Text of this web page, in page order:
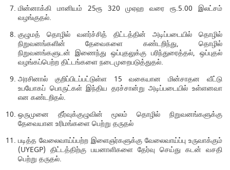
மின்னாக்கி மானியம் 25ரூ 320 முஏஹ வரை ரூ.5.00 இலட்சம்
வழங்குதல்.
குழுமத் தொழில் வளர்ச்சித் திட்டத்தின் அடிப்படையில் தொழில்
நிறுவனங்களின் தேவைகளை கண்டறிந்து, தொழில்
நிறுவனங்களுடன் இணைந்து ஒப்புதலுக்கு பரிந்துரைத்தல், ஒப்புதல்
வழங்கப்பெற்ற திட்டங்களை நடைமுறைபடுத்துதல்.
அரசினால் குறிப்பிடப்பட்டுள்ள 15 வகையான மின்சாதன வீட்டு
உபயோகப் பொருட்கள் இந்திய தரச்சான்று அடிப்படையில் உள்ளனவா
என கண்டறிதல்.
ஒருமுனை தீர்வுக்குழுவின் மூலம் தொழில் நிறுவனங்களுக்கு
தேவையான உரிமங்களை பெற்று தருதல்
படித்த வேலைவாய்ப்பற்ற இளைஞர்களுக்கு வேலைவாய்ப்பு உருவாக்கும்
(UYEGP) திட்டத்திற்கு பயனாளிகளை தேர்வு செய்து கடன் வசதி
பெற்று தருதல்.